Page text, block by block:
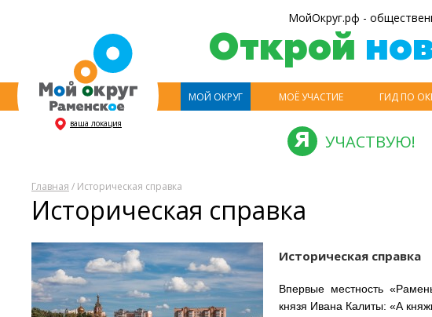
ваша локация
МойОкруг.рф -
Открой
МОЙ ОКРУГ МОЁ УЧАСТИЕ ГИД ПО
УЧАСТВУЮ!
Главная / Историческая справка
Историческая справка
Историческая справка
Впервые местность
князя Ивана Калиты: «А